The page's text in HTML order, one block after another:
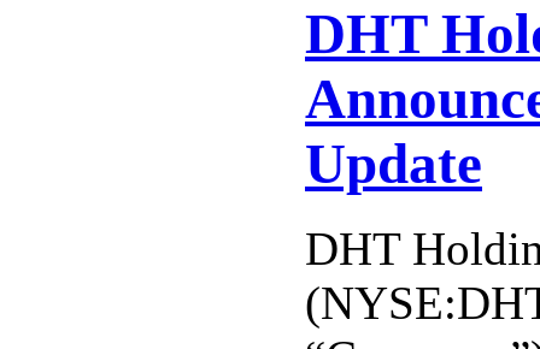
DHT
Update
DHT